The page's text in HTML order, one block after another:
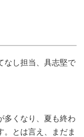
なし担当、具志堅で
多くなり、夏も終わ
。とは言え、まだま